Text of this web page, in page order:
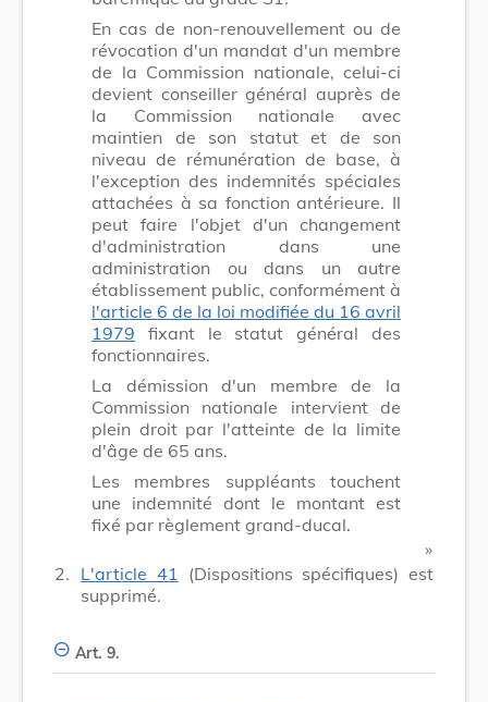
En cas de non-renouvellement ou de
révocation d'un mandat d'un membre
de la Commission nationale, celui-ci
devient conseiller général auprès de
la Commission nationale avec
maintien de son statut et de son
niveau de rémunération de base, à
l'exception des indemnités spéciales
attachées à sa fonction antérieure. Il
peut faire l'objet d'un changement
d'administration dans une
administration ou dans un autre
établissement public, conformément à
l'article 6 de la loi modifiée du 16 avril
1979 fixant le statut général des
fonctionnaires.
La démission d'un membre de la
Commission nationale intervient de
plein droit par l'atteinte de la limite
d'âge de 65 ans.
Les membres suppléants touchent
une indemnité dont le montant est
fixé par règlement grand-ducal.
​ »
2. L'article 41
(Dispositions spécifiques) est
supprimé.
Art. 9.